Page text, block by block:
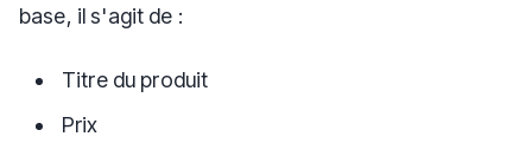
base, il s'agit de :
Titre du produit
Prix